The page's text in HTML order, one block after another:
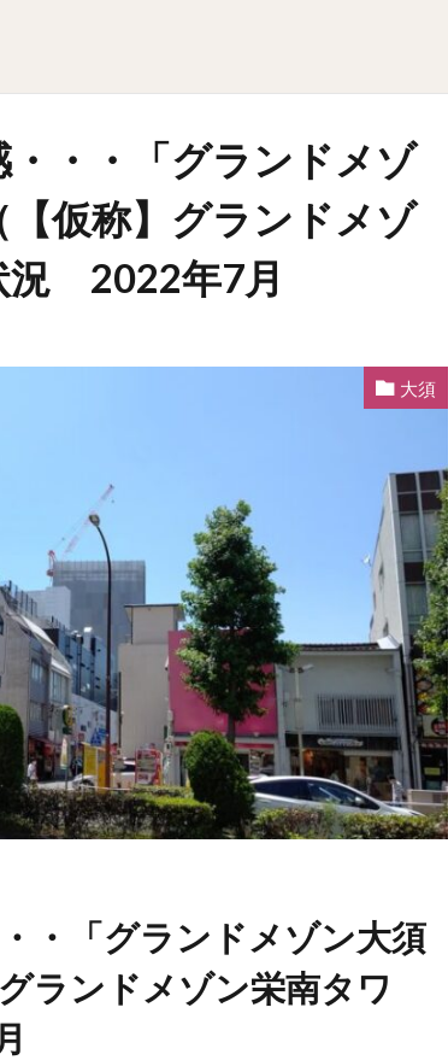
・・「グランドメゾ
仮称】グランドメゾ
況 2022年7月
大須
・「グランドメゾン大須
ランドメゾン栄南タワ